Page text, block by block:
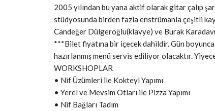
2005 yılından bu yana aktif olarak gitar çalıp
stüdyosunda birden fazla enstrümanla çeşitli
Candeğer Dülgeroğlu(klavye) ve Burak
***Bilet fiyatına bir içecek dahildir. Gün
hazırlanmış menü servis ediliyor olacaktır.
WORKSHOPLAR
• Nif Üzümleri ile Kokteyl Yapımı
• Yerel ve Mevsim Otları ile Pizza Yapımı
• Nif Bağları Tadım